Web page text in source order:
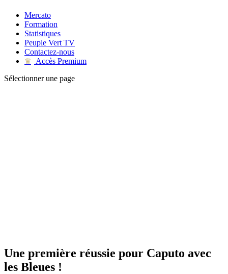
Mercato
Formation
Statistiques
Peuple Vert TV
Contactez-nous
♛
Accès Premium
Sélectionner une page
Une première réussie pour Caputo avec
les Bleues !